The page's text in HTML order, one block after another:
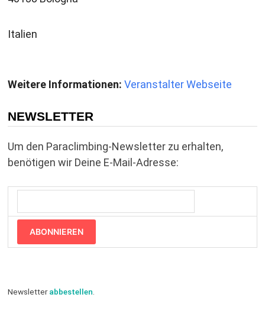
Italien
Weitere Informationen: Veranstalter Webseite
NEWSLETTER
Um den Paraclimbing-Newsletter zu erhalten,
benötigen wir Deine E-Mail-Adresse:
ABONNIEREN
Newsletterabbestellen.